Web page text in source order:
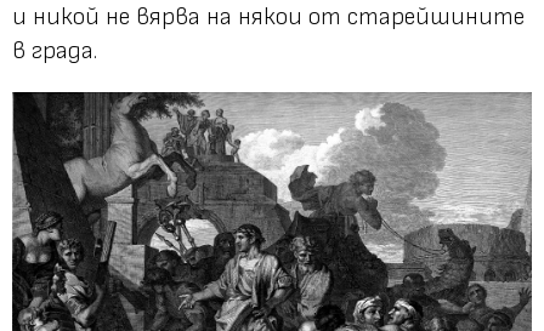
и никой не вярва на някои от старейшините
в града.